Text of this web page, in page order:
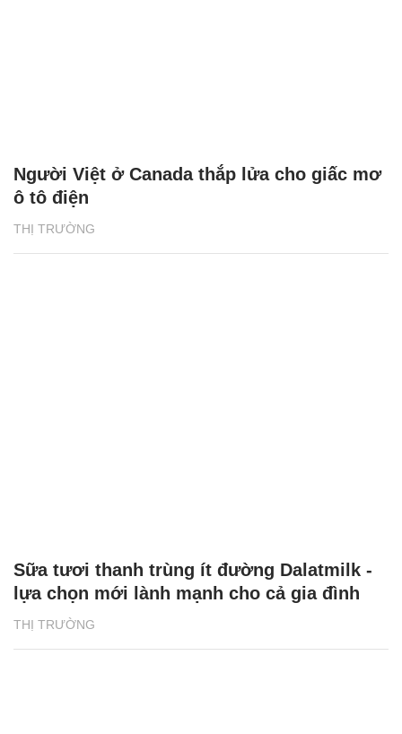
THỊ TRƯỜNG
Người Việt ở Canada thắp lửa cho giấc mơ
ô tô điện
THỊ TRƯỜNG
Sữa tươi thanh trùng ít đường Dalatmilk -
lựa chọn mới lành mạnh cho cả gia đình